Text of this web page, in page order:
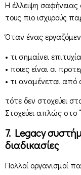
Η έλλειψη
τους πιο ισχυρούς
Όταν ένας
• τι σημαίνει
• ποιες είναι οι
• τι αναμένεται από
τότε δεν στοχεύει
Στοχεύει απλώς στο
7. Legacy
διαδικασίες
Πολλοί οργανισμοί